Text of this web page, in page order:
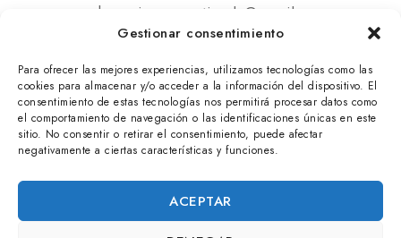
Gestionar consentimiento
Para ofrecer las mejores experiencias, utilizamos tecnologías como las
cookies para almacenar y/o acceder a la información del dispositivo. El
consentimiento de estas tecnologías nos permitirá procesar datos como
el comportamiento de navegación o las identificaciones únicas en este
sitio. No consentir o retirar el consentimiento, puede afectar
negativamente a ciertas características y funciones.
ACEPTAR
shopmipequenatienda@gmail.com
© 2025 Mi Pequeña Tienda. Todos los derechos
reservados